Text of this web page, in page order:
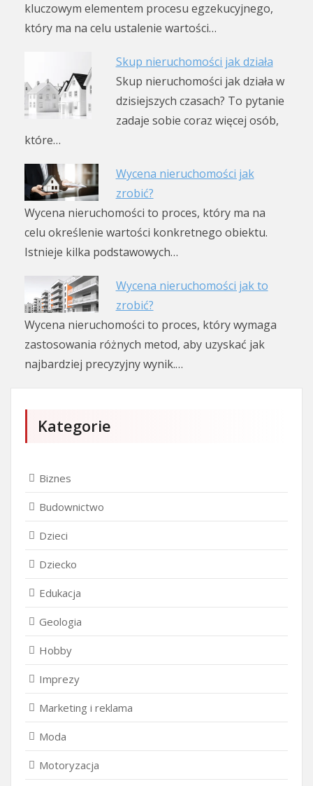
kluczowym elementem procesu egzekucyjnego,
który ma na celu ustalenie wartości…
Skup nieruchomości jak działa
Skup nieruchomości jak działa w
dzisiejszych czasach? To pytanie
zadaje sobie coraz więcej osób,
które…
Wycena nieruchomości jak
zrobić?
Wycena nieruchomości to proces, który ma na
celu określenie wartości konkretnego obiektu.
Istnieje kilka podstawowych…
Wycena nieruchomości jak to
zrobić?
Wycena nieruchomości to proces, który wymaga
zastosowania różnych metod, aby uzyskać jak
najbardziej precyzyjny wynik.…
Kategorie
Biznes
Budownictwo
Dzieci
Dziecko
Edukacja
Geologia
Hobby
Imprezy
Marketing i reklama
Moda
Motoryzacja